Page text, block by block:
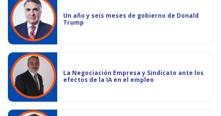
Un año y seis meses de gobierno de Donald
Trump
La Negociación Empresa y Sindicato ante los
efectos de la IA en el empleo